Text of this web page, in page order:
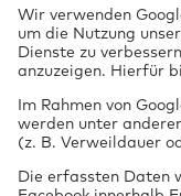
Nichtamtliche
vor